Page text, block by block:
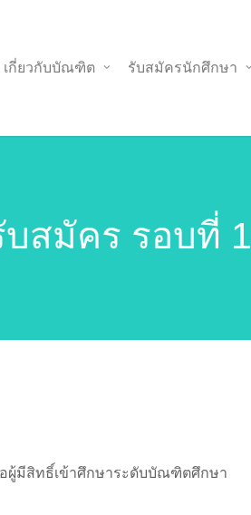
เกี่ยวกับบัณฑิต รับสมัครนักศึกษา
สมัคร รอบที่ 1
ผู้มีสิทธิ์เข้าศึกษาระดับบัณฑิตศึกษา